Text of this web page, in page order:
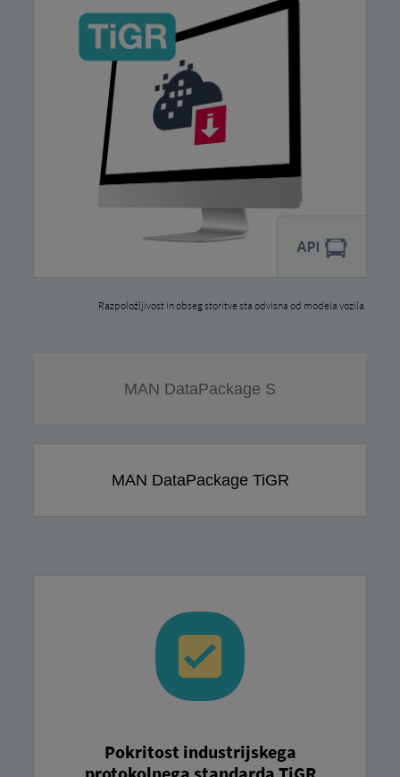
Razpoložljivost in obseg storitve sta odvisna od modela vozila.
MAN DataPackage S
MAN DataPackage TiGR
Pokritost industrijskega